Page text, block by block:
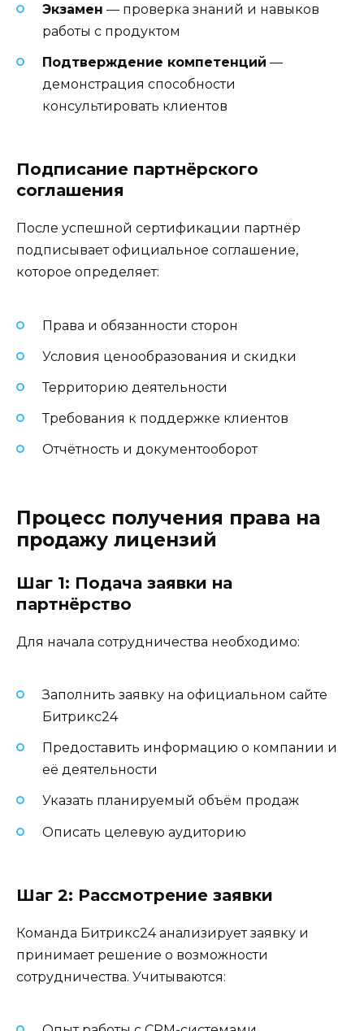
Экзамен — проверка знаний и навыков
работы с продуктом
Подтверждение компетенций —
демонстрация способности
консультировать клиентов
Подписание партнёрского
соглашения
После успешной сертификации партнёр
подписывает официальное соглашение,
которое определяет:
Права и обязанности сторон
Условия ценообразования и скидки
Территорию деятельности
Требования к поддержке клиентов
Отчётность и документооборот
Процесс получения права на
продажу лицензий
Шаг 1: Подача заявки на
партнёрство
Для начала сотрудничества необходимо:
Заполнить заявку на официальном сайте
Битрикс24
Предоставить информацию о компании и
её деятельности
Указать планируемый объём продаж
Описать целевую аудиторию
Шаг 2: Рассмотрение заявки
Команда Битрикс24 анализирует заявку и
принимает решение о возможности
сотрудничества. Учитываются: